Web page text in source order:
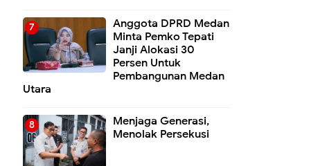
Anggota DPRD Medan
Minta Pemko Tepati
Janji Alokasi 30
Persen Untuk
Pembangunan Medan
Utara
Menjaga Generasi,
Menolak Persekusi